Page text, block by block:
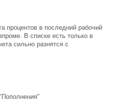
процентов в последний рабочий
В списке есть только в
сильно разнятся с